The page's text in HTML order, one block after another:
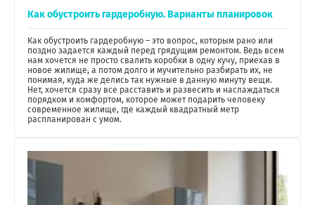
Как обустроить гардеробную. Варианты планировок
Как обустроить гардеробную – это вопрос, которым рано или
поздно задается каждый перед грядущим ремонтом. Ведь всем
нам хочется не просто свалить коробки в одну кучу, приехав в
новое жилище, а потом долго и мучительно разбирать их, не
понимая, куда же делись так нужные в данную минуту вещи.
Нет, хочется сразу все расставить и развесить и наслаждаться
порядком и комфортом, которое может подарить человеку
современное жилище, где каждый квадратный метр
распланирован с умом.